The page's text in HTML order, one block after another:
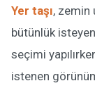
Yer taşı, zemin
bütünlük
seçimi
istenen